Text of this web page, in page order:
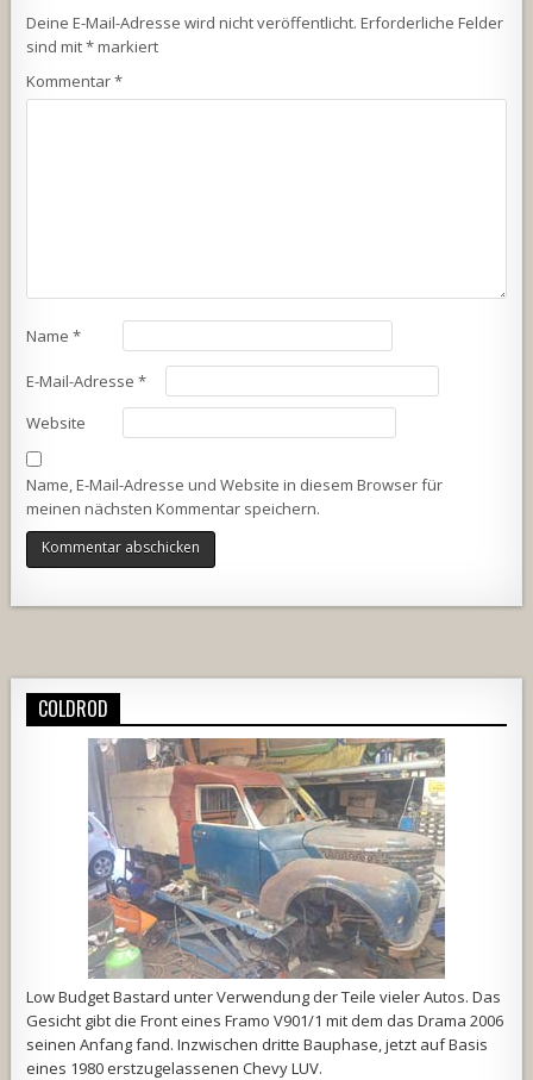
Deine E-Mail-Adresse wird nicht veröffentlicht. Erforderliche Felder
sind mit*markiert
Kommentar*
Name*
E-Mail-Adresse*
Website
Name, E-Mail-Adresse und Website in diesem Browser für
meinen nächsten Kommentar speichern.
COLDROD
Low Budget Bastard unter Verwendung der Teile vieler Autos. Das
Gesicht gibt die Front eines Framo V901/1 mit dem das Drama 2006
seinen Anfang fand. Inzwischen dritte Bauphase, jetzt auf Basis
eines 1980 erstzugelassenen Chevy LUV.